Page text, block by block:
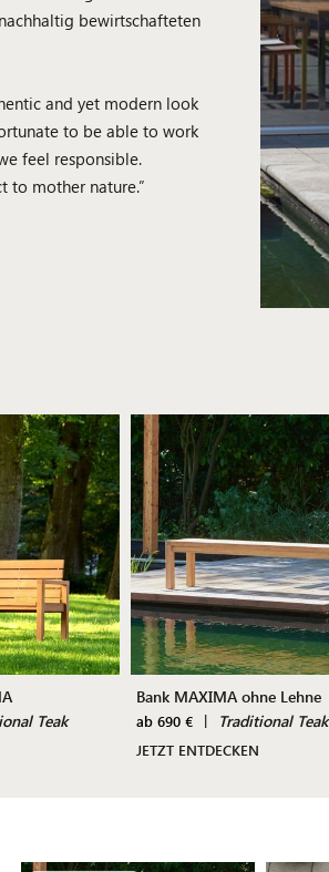
bewirtschafteten
and yet modern look
to be able to work
feel responsible.
to mother nature.”
Teak
Bank MAXIMA ohne Lehne
ab 690 € | Traditional Teak
JETZT ENTDECKEN